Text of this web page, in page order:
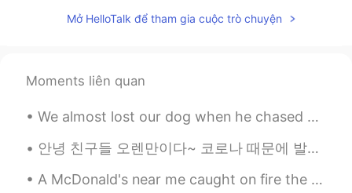
JP EN
長崎は綺麗い街です。
長崎は綺麗
な 街です。
Mở HelloTalk để tham gia cuộc trò chuyện
Moments liên quan
We almost lost our dog when he chased after the wild turkeys. 🦃😳 My husband is culpable in this s...
안녕 친구들 오렌만이다~ 코로나 때문에 발리오 이사왔어요 ㅋㅋ 지금은 시골 마을에 있어요 .. 한달 동안 여기서 살다보니 너무 즐겁고 여기 동네 사람들이랑 도 치네고있어요^^...
A McDonald's near me caught on fire the other day because of someone's reckless disposal of their...